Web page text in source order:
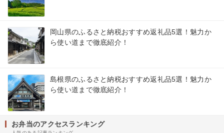
岡山県のふるさと納税おすすめ返礼品5選！魅力か
ら使い道まで徹底紹介！
島根県のふるさと納税おすすめ返礼品5選！魅力か
ら使い道まで徹底紹介！
お弁当のアクセスランキング